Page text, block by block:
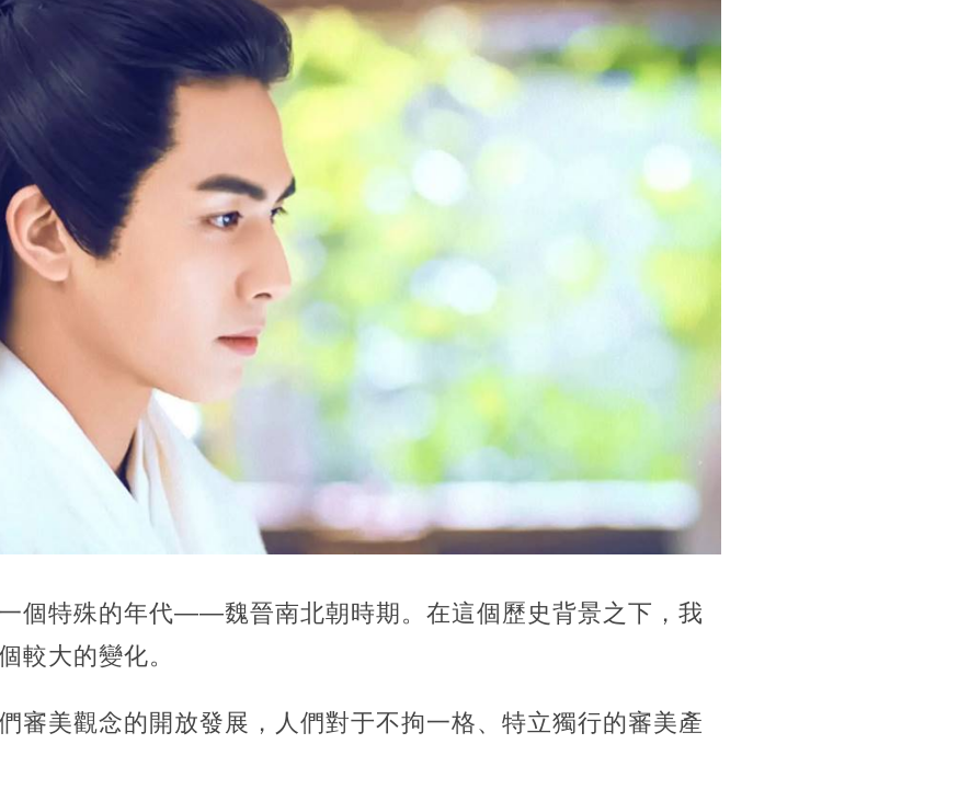
個特殊的年代——魏晉南北朝時期。在這個歷史背景之下，我
較大的變化。
審美觀念的開放發展，人們對于不拘一格、特立獨行的審美產